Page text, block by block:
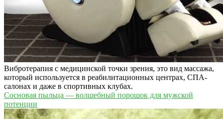
Вибротерапия с медицинской точки зрения, это вид массажа,
который используется в реабилитационных центрах, СПА-
салонах и даже в спортивных клубах.
Сосновая пыльца — волшебный порошок для мужской
потенции